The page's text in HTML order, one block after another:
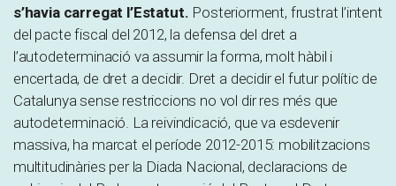
s’havia carregat l’Estatut. Posteriorment, frustrat l’intent
del pacte fiscal del 2012, la defensa del dret a
l’autodeterminació va assumir la forma, molt hàbil i
encertada, de dret a decidir. Dret a decidir el futur polític de
Catalunya sense restriccions no vol dir res més que
autodeterminació. La reivindicació, que va esdevenir
massiva, ha marcat el període 2012-2015: mobilitzacions
multitudinàries per la Diada Nacional, declaracions de